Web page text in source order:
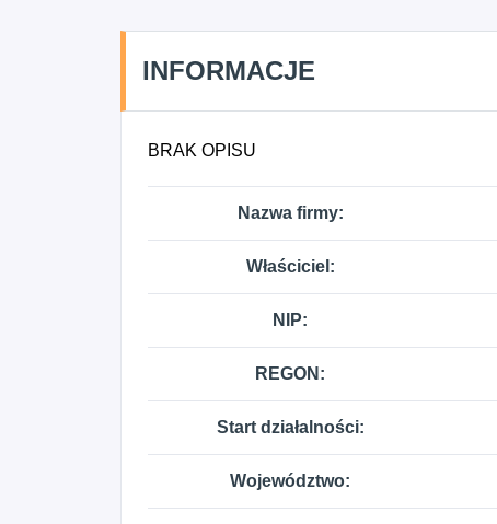
INFORMACJE
BRAK OPISU
Nazwa firmy:
Właściciel:
NIP:
REGON:
Start działalności:
Województwo: